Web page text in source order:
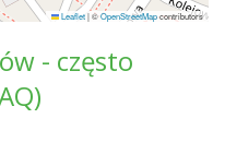
Leaflet|©OpenStreetMapcontributors
- często